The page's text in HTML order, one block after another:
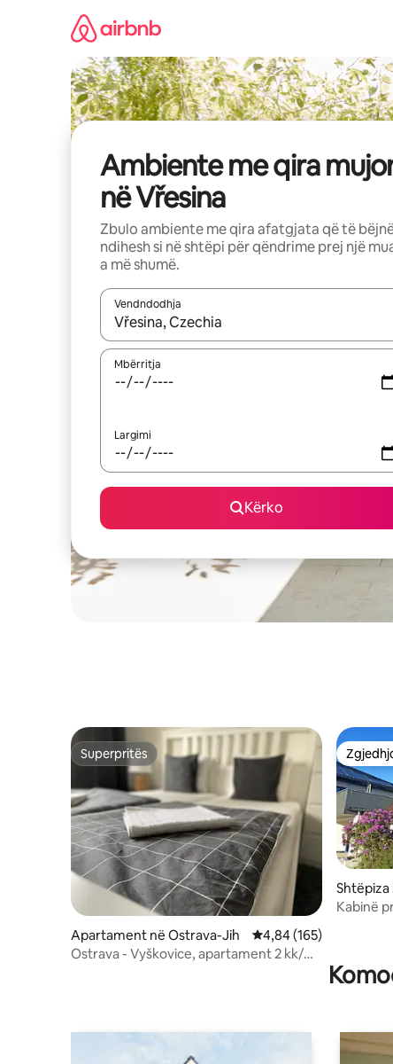
Ambiente me qira
në Vřesina
Zbulo ambiente me qira afatgjata që të
ndihesh si në shtëpi për qëndrime prej një
a më shumë.
Vendndodhja
Kur rezultatet të jenë të disponueshme, lëviz
Mbërritja
Largimi
Kërko
Superpritës
Superpritës
Apartament në Ostrava-Jih Vlerësimi mesatar 4,84
4,84 (165)
Ostrava - Vyškovice, apartament 2 kk/
Shtëpiza
Kabinë